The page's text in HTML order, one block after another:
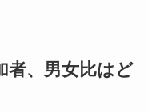
者、男女比はど